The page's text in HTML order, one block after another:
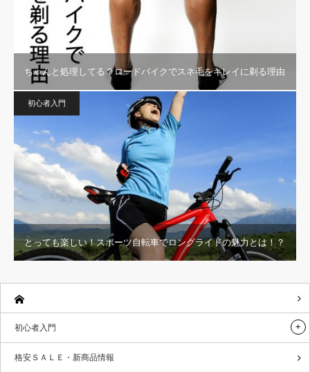
ちゃんと処理してる？ロードバイクでスネ毛をキレイに剃る理由
初心者入門
とっても楽しい！スポーツ自転車でロングライドの魅力とは！？
初心者入門
格安ＳＡＬＥ・新商品情報